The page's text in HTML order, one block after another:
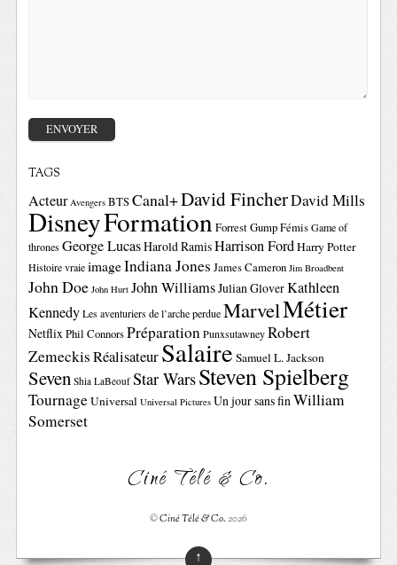
TAGS
Acteur Avengers BTSCanal+David FincherDavid Mills
DisneyFormation Forrest GumpFémis Game of
thrones George LucasHarold RamisHarrison FordHarry Potter
Histoire vraie imageIndiana Jones James Cameron Jim Broadbent
John Doe John Hurt John WilliamsJulian GloverKathleen
Kennedy Les aventuriers de l’arche perdue MarvelMétier
Netflix Phil ConnorsPréparation Punxsutawney Robert
ZemeckisRéalisateurSalaire Samuel L. Jackson
Seven Shia LaBeouf Star WarsSteven Spielberg
TournageUniversal Universal Pictures Un jour sans fin William
Somerset
Ciné Télé & Co.
©Ciné Télé & Co.2026
↑